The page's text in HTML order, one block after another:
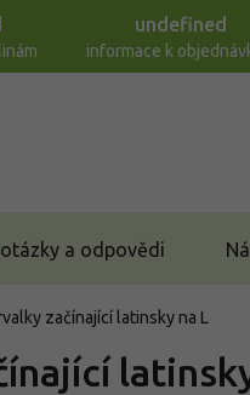
undefined
informace k
a odpovědi
začínající latinsky na L